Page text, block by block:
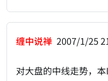
缠中说禅 2007/1/25
对大盘的中线走势，